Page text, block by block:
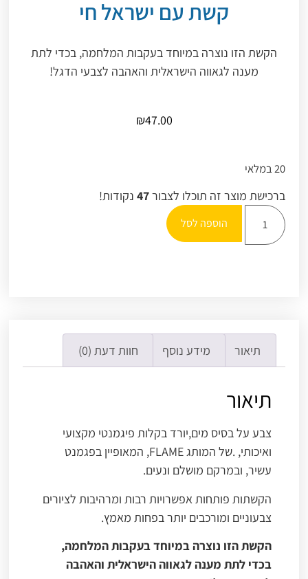
קשת עם ישראל חי
הקשת הזו נוצרה במיוחד בעקבות המלחמה, בכדי לתת
מענה לגאווה הישראלית והאהבה לצבעי הדגל!
₪47.00
20 במלאי
ברכישת מוצר זה תוכלו לצבור47נקודות!
הוספה לסל
תיאור מידע נוסף חוות דעת (0)
תיאור
צבע על בסיס מים,יורד בקלות פיגמנטי מקצועי
ואיכותי, .של המותג FLAME, המאופיין בפגמנט
עשיר, ובמרקם מושלם ונעים.
הקשתות פותחות אפשרויות רבות ומרהיבות לציורים
צבעוניים ומורכבים יותר בפחות מאמץ.
הקשת הזו נוצרה במיוחד בעקבות המלחמה,
בכדי לתת מענה לגאווה הישראלית והאהבה